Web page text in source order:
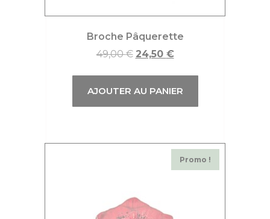
Broche Pâquerette
49,00€ 24,50 €
AJOUTER AU PANIER
Promo !